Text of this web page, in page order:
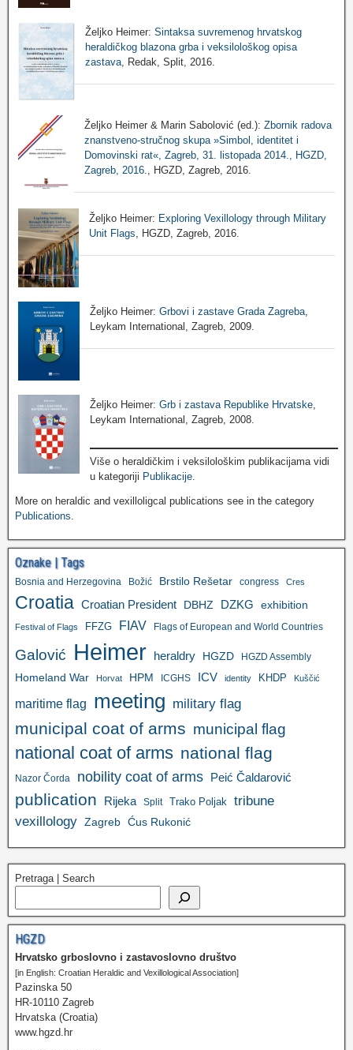
Željko Heimer: Sintaksa suvremenog hrvatskog
heraldičkog blazona grba i veksilološkog opisa
zastava, Redak, Split, 2016.
Željko Heimer & Marin Sabolović (ed.): Zbornik radova
znanstveno-stručnog skupa »Simbol, identitet i
Domovinski rat«, Zagreb, 31. listopada 2014., HGZD,
Zagreb, 2016.
, HGZD, Zagreb, 2016.
Željko Heimer: Exploring Vexillology through Military
Unit Flags , HGZD, Zagreb, 2016.
Željko Heimer: Grbovi i zastave Grada Zagreba
Leykam International, Zagreb, 2009.
Željko Heimer:Grb i zastava Republike Hrvatske
Leykam International, Zagreb, 2008.
Više o heraldičkim i veksilološkim publikacijama vidi
u kategoriji Publikacije.
More on heraldic and vexilloligcal publications see in the category
Publications.
Oznake | Tags
Bosnia and Herzegovina Božić Brstilo Rešetar congress Cres
Croatia Croatian President DBHZ DZKG exhibition
Festival of Flags FFZG FIAV Flags of European and World Countries
Galović Heimer heraldry HGZD HGZD Assembly
Homeland War Horvat HPM ICGHS ICV identity KHDP Kuščić
maritime flag meeting military flag
municipal coat of arms municipal flag
national coat of arms national flag
Nazor Čorda nobility coat of arms Peić Čaldarović
publication Rijeka Split Trako Poljak tribune
vexillology Zagreb Ćus Rukonić
Pretraga | Search
HGZD
Hrvatsko grboslovno i zastavoslovno društvo
[in English: Croatian Heraldic and Vexillological Association]
Pazinska 50
HR-10110 Zagreb
Hrvatska (Croatia)
www.hgzd.hr